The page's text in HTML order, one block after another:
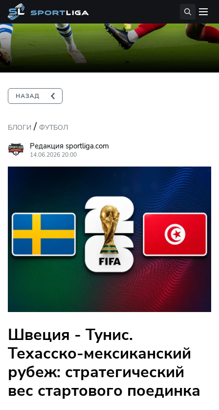
БЛОГИ / ФУТБОЛ
Редакция sportliga.com
14.06.2026 20:00
Швеция - Тунис.
Техасско-мексиканский
рубеж: стратегический
вес стартового поединка